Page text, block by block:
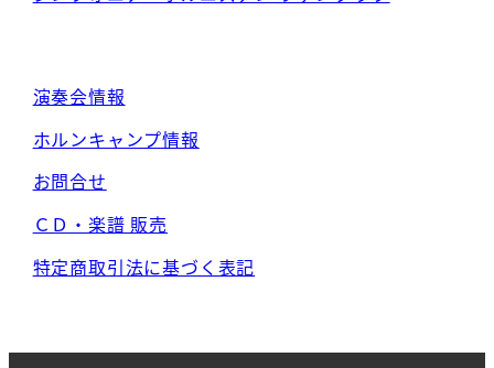
演奏会情報
ホルンキャンプ情報
お問合せ
ＣＤ・楽譜 販売
特定商取引法に基づく表記